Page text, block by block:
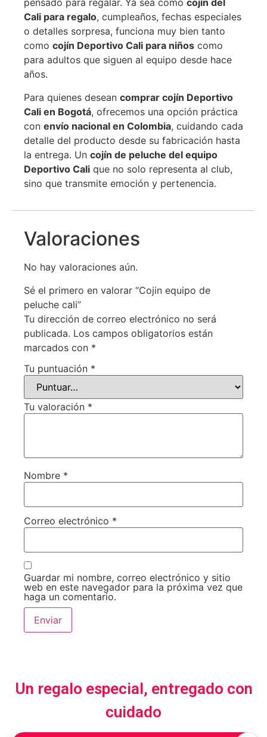
pensado para regalar. Ya sea como cojín del
Cali para regalo, cumpleaños, fechas especiales
o detalles sorpresa, funciona muy bien tanto
como cojín Deportivo Cali para niños como
para adultos que siguen al equipo desde hace
años.
Para quienes desean comprar cojín Deportivo
Cali en Bogotá, ofrecemos una opción práctica
con envío nacional en Colombia, cuidando cada
detalle del producto desde su fabricación hasta
la entrega. Un cojín de peluche del equipo
Deportivo Cali que no solo representa al club,
sino que transmite emoción y pertenencia.
Valoraciones
No hay valoraciones aún.
Sé el primero en valorar “Cojin equipo de
peluche cali”
Tu dirección de correo electrónico no será
publicada. Los campos obligatorios están
marcados con *
Tu puntuación *
Tu valoración *
Nombre *
Correo electrónico *
Guardar mi nombre, correo electrónico y sitio
web en este navegador para la próxima vez que
haga un comentario.
Un regalo especial, entregado con
cuidado